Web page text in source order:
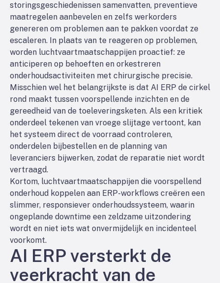
storingsgeschiedenissen samenvatten, preventieve
maatregelen aanbevelen en zelfs werkorders
genereren om problemen aan te pakken voordat ze
escaleren. In plaats van te reageren op problemen,
worden luchtvaartmaatschappijen proactief: ze
anticiperen op behoeften en orkestreren
onderhoudsactiviteiten met chirurgische precisie.
Misschien wel het belangrijkste is dat AI ERP de cirkel
rond maakt tussen voorspellende inzichten en de
gereedheid van de toeleveringsketen. Als een kritiek
onderdeel tekenen van vroege slijtage vertoont, kan
het systeem direct de voorraad controleren,
onderdelen bijbestellen en de planning van
leveranciers bijwerken, zodat de reparatie niet wordt
vertraagd.
Kortom, luchtvaartmaatschappijen die voorspellend
onderhoud koppelen aan ERP-workflows creëren een
slimmer, responsiever onderhoudssysteem, waarin
ongeplande downtime een zeldzame uitzondering
wordt en niet iets wat onvermijdelijk en incidenteel
voorkomt.
AI ERP versterkt de
veerkracht van de